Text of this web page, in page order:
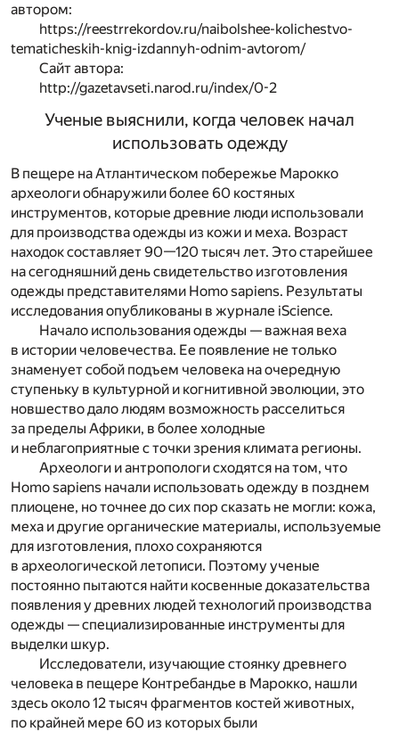
автором:
https://reestrrekordov.ru/naibolshee-kolichestvo-
tematicheskih-knig-izdannyh-odnim-avtorom/
Сайт автора:
http://gazetavseti.narod.ru/index/0-2
Ученые выяснили, когда человек начал
использовать одежду
В пещере на Атлантическом побережье Марокко
археологи обнаружили более 60 костяных
инструментов, которые древние люди использовали
для производства одежды из кожи и меха. Возраст
находок составляет 90—120 тысяч лет. Это старейшее
на сегодняшний день свидетельство изготовления
одежды представителями Homo sapiens. Результаты
исследования опубликованы в журнале iScience.
Начало использования одежды — важная веха
в истории человечества. Ее появление не только
знаменует собой подъем человека на очередную
ступеньку в культурной и когнитивной эволюции, это
новшество дало людям возможность расселиться
за пределы Африки, в более холодные
и неблагоприятные с точки зрения климата регионы.
Археологи и антропологи сходятся на том, что
Homo sapiens начали использовать одежду в позднем
плиоцене, но точнее до сих пор сказать не могли: кожа,
меха и другие органические материалы, используемые
для изготовления, плохо сохраняются
в археологической летописи. Поэтому ученые
постоянно пытаются найти косвенные доказательства
появления у древних людей технологий производства
одежды — специализированные инструменты для
выделки шкур.
Исследователи, изучающие стоянку древнего
человека в пещере Контребандье в Марокко, нашли
здесь около 12 тысяч фрагментов костей животных,
по крайней мере 60 из которых были